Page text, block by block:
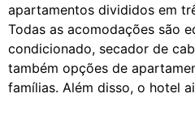
apartamentos divididos em
Todas as acomodações são
condicionado, secador de
também opções de
famílias. Além disso, o hotel